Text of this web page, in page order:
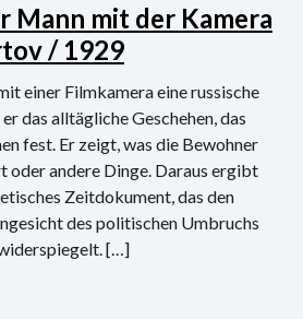
Mann mit der Kamera
/ 1929
einer Filmkamera eine russische
das alltägliche Geschehen, das
fest. Er zeigt, was die Bewohner
oder andere Dinge. Daraus ergibt
Zeitdokument, das den
des politischen Umbruchs
[…]